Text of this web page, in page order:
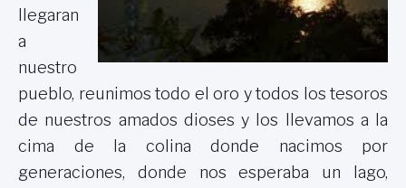
llegaran
a
nuestro
pueblo, reunimos todo el oro y todos los tesoros
de nuestros amados dioses y los llevamos a la
cima de la colina donde nacimos por
generaciones, donde nos esperaba un lago,